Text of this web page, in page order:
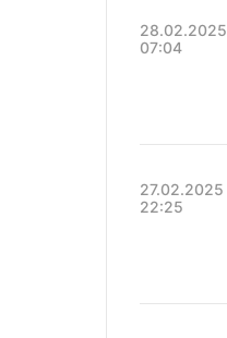
28.02.2025
07:04
27.02.2025
22:25